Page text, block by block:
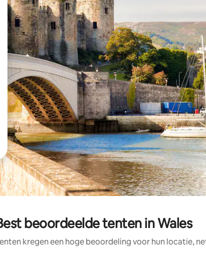
met je de pijltjestoetsen omhoog en omlaag, óf door te
beoordeelde tenten in Wales
kregen een hoge beoordeling voor hun locatie,